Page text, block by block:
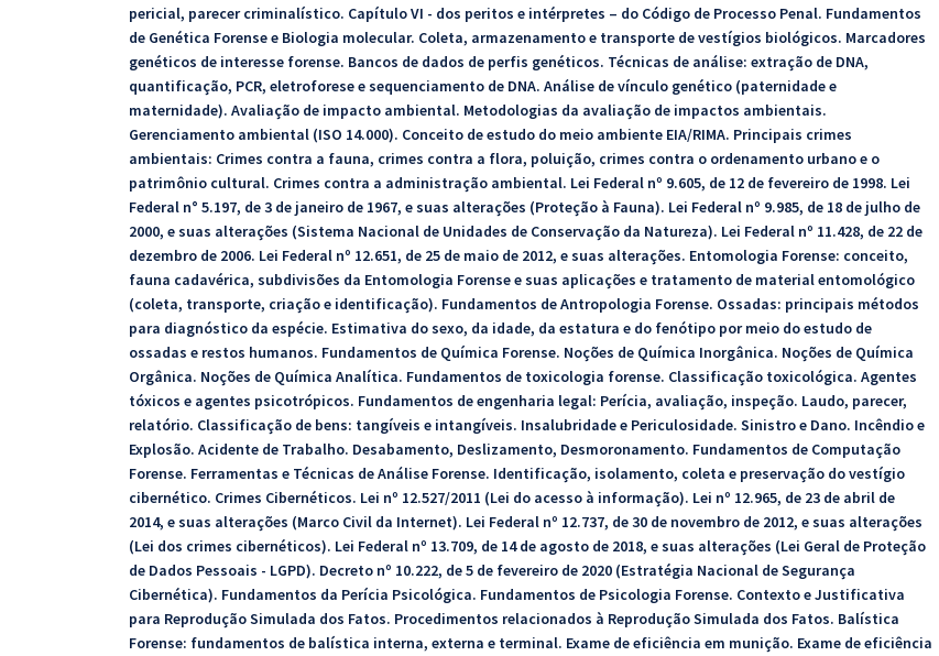
pericial, parecer criminalístico. Capítulo VI - dos peritos e intérpretes – do Código de Processo Penal. Fundamentos
de Genética Forense e Biologia molecular. Coleta, armazenamento e transporte de vestígios biológicos. Marcadores
genéticos de interesse forense. Bancos de dados de perfis genéticos. Técnicas de análise: extração de DNA,
quantificação, PCR, eletroforese e sequenciamento de DNA. Análise de vínculo genético (paternidade e
maternidade). Avaliação de impacto ambiental. Metodologias da avaliação de impactos ambientais.
Gerenciamento ambiental (ISO 14.000). Conceito de estudo do meio ambiente EIA/RIMA. Principais crimes
ambientais: Crimes contra a fauna, crimes contra a flora, poluição, crimes contra o ordenamento urbano e o
patrimônio cultural. Crimes contra a administração ambiental. Lei Federal nº 9.605, de 12 de fevereiro de 1998. Lei
Federal n° 5.197, de 3 de janeiro de 1967, e suas alterações (Proteção à Fauna). Lei Federal nº 9.985, de 18 de julho de
2000, e suas alterações (Sistema Nacional de Unidades de Conservação da Natureza). Lei Federal nº 11.428, de 22 de
dezembro de 2006. Lei Federal nº 12.651, de 25 de maio de 2012, e suas alterações. Entomologia Forense: conceito,
fauna cadavérica, subdivisões da Entomologia Forense e suas aplicações e tratamento de material entomológico
(coleta, transporte, criação e identificação). Fundamentos de Antropologia Forense. Ossadas: principais métodos
para diagnóstico da espécie. Estimativa do sexo, da idade, da estatura e do fenótipo por meio do estudo de
ossadas e restos humanos. Fundamentos de Química Forense. Noções de Química Inorgânica. Noções de Química
Orgânica. Noções de Química Analítica. Fundamentos de toxicologia forense. Classificação toxicológica. Agentes
tóxicos e agentes psicotrópicos. Fundamentos de engenharia legal: Perícia, avaliação, inspeção. Laudo, parecer,
relatório. Classificação de bens: tangíveis e intangíveis. Insalubridade e Periculosidade. Sinistro e Dano. Incêndio e
Explosão. Acidente de Trabalho. Desabamento, Deslizamento, Desmoronamento. Fundamentos de Computação
Forense. Ferramentas e Técnicas de Análise Forense. Identificação, isolamento, coleta e preservação do vestígio
cibernético. Crimes Cibernéticos. Lei nº 12.527/2011 (Lei do acesso à informação). Lei nº 12.965, de 23 de abril de
2014, e suas alterações (Marco Civil da Internet). Lei Federal nº 12.737, de 30 de novembro de 2012, e suas alterações
(Lei dos crimes cibernéticos). Lei Federal nº 13.709, de 14 de agosto de 2018, e suas alterações (Lei Geral de Proteção
de Dados Pessoais - LGPD). Decreto nº 10.222, de 5 de fevereiro de 2020 (Estratégia Nacional de Segurança
Cibernética). Fundamentos da Perícia Psicológica. Fundamentos de Psicologia Forense. Contexto e Justificativa
para Reprodução Simulada dos Fatos. Procedimentos relacionados à Reprodução Simulada dos Fatos. Balística
Forense: fundamentos de balística interna, externa e terminal. Exame de eficiência em munição. Exame de eficiência